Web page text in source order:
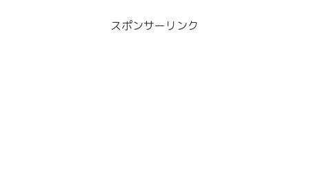
スポンサーリンク